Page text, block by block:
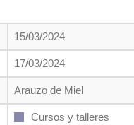
15/03/2024
17/03/2024
Arauzo de Miel
Cursos y talleres